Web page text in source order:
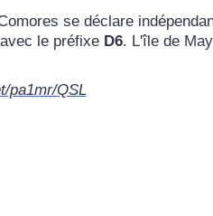
se déclare
le préfixe D6. L'île de
pa1mr/QSL